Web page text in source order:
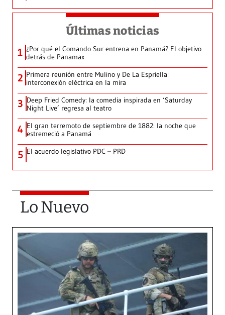
Últimas noticias
1 ¿Por qué el Comando Sur entrena en Panamá? El objetivo
detrás de Panamax
2 Primera reunión entre Mulino y De La Espriella:
interconexión eléctrica en la mira
3 Deep Fried Comedy: la comedia inspirada en ‘Saturday
Night Live’ regresa al teatro
4 El gran terremoto de septiembre de 1882: la noche que
estremeció a Panamá
5 El acuerdo legislativo PDC – PRD
Lo Nuevo